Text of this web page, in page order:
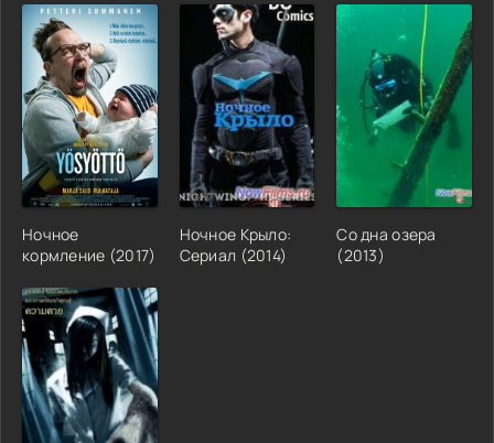
Ночное
кормление (2017)
Ночное Крыло:
Сериал (2014)
Со дна озера
(2013)